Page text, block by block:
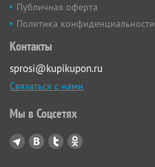
Публичная оферта
Политика конфиденциальности
Контакты
sprosi@kupikupon.ru
Связаться с нами
Мы в Соцсетях